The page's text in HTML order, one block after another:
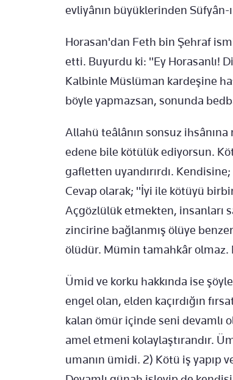
evliyânın büyüklerinden
Horasan'dan Feth bin Şehraf
etti. Buyurdu ki: "Ey Horasanlı!
Kalbinle Müslüman kardeşine
böyle yapmazsan, sonunda
Allahü teâlânın sonsuz
edene bile kötülük ediyorsun.
gafletten uyandırırdı.
Cevap olarak; "İyi ile kötüyü
Açgözlülük etmekten, insanları
zincirine bağlanmış ölüye
ölüdür. Mümin tamahkâr olmaz.
Ümid ve korku hakkında ise
engel olan, elden kaçırdığın
kalan ömür içinde seni devamlı
amel etmeni kolaylaştırandır.
umanın ümidi. 2) Kötü iş yapıp